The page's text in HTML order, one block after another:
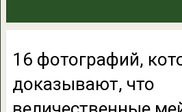
16 фотографий,
доказывают, что